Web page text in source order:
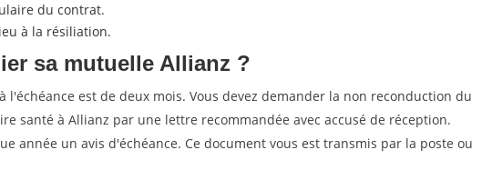
du contrat.
à la résiliation.
sa mutuelle Allianz ?
l'échéance est de deux mois. Vous devez demander la non reconduction du
santé à Allianz par une lettre recommandée avec accusé de réception.
année un avis d'échéance. Ce document vous est transmis par la poste ou